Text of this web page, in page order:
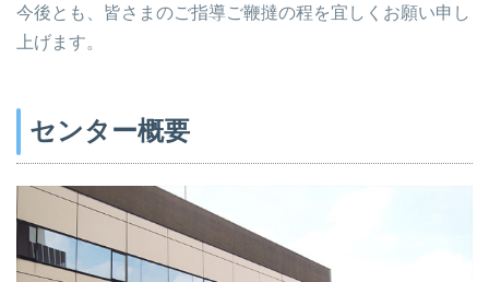
今後とも、皆さまのご指導ご鞭撻の程を宜しくお願い申し
上げます。
センター概要